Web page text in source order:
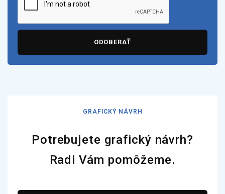
ODOBERAŤ
GRAFICKÝ NÁVRH
Potrebujete grafický návrh?
Radi Vám pomôžeme.